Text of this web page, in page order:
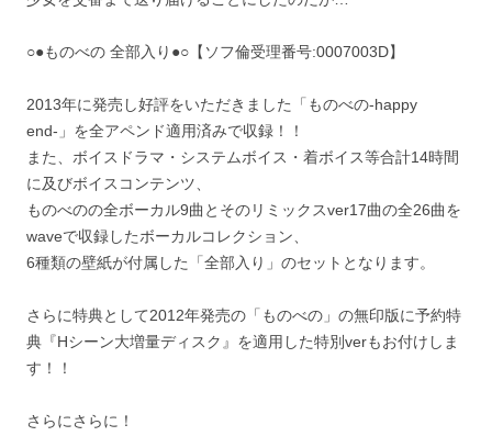
○●ものべの 全部入り●○【ソフ倫受理番号:0007003D】
2013年に発売し好評をいただきました「ものべの-happy
end-」を全アペンド適用済みで収録！！
また、ボイスドラマ・システムボイス・着ボイス等合計14時間
に及びボイスコンテンツ、
ものべのの全ボーカル9曲とそのリミックスver17曲の全26曲を
waveで収録したボーカルコレクション、
6種類の壁紙が付属した「全部入り」のセットとなります。
さらに特典として2012年発売の「ものべの」の無印版に予約特
典『Hシーン大増量ディスク』を適用した特別verもお付けしま
す！！
さらにさらに！